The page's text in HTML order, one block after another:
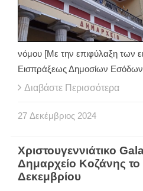
νόμου [Με την επιφύλαξη των
Eισπράξεως Δημοσίων Εσόδων
Διαβάστε Περισσότερα
27 Δεκέμβριος 2024
Χριστουγεννιάτικο
Δημαρχείο Κοζάνης
Δεκεμβρίου